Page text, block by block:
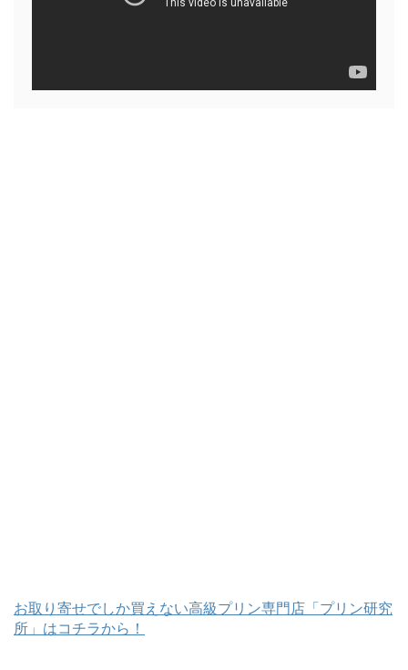
お取り寄せでしか買えない高級プリン専門店「プリン研究
所」はコチラから！